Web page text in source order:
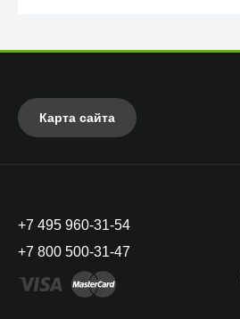
Карта сайта
+7 495 960-31-54
+7 800 500-31-47